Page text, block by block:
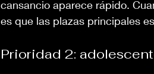
cansancio aparece rápido.
es que las plazas principales
Prioridad 2: